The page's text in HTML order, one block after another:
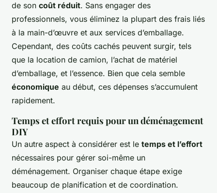
de son coût réduit. Sans engager des
professionnels, vous éliminez la plupart des frais liés
à la main-d’œuvre et aux services d’emballage.
Cependant, des coûts cachés peuvent surgir, tels
que la location de camion, l’achat de matériel
d’emballage, et l’essence. Bien que cela semble
économique au début, ces dépenses s’accumulent
rapidement.
Temps et effort requis pour un déménagement
DIY
Un autre aspect à considérer est le temps et l’effort
nécessaires pour gérer soi-même un
déménagement. Organiser chaque étape exige
beaucoup de planification et de coordination.